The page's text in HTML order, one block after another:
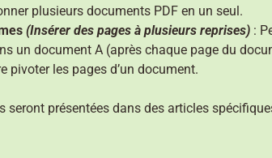
plusieurs documents PDF en un seul.
(Insérer des pages à plusieurs reprises) :
un document A (après chaque page du
pivoter les pages d’un document.
présentées dans des articles